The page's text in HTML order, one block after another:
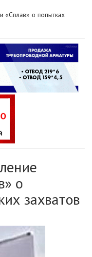
«Сплав» о попытках
о
захватов